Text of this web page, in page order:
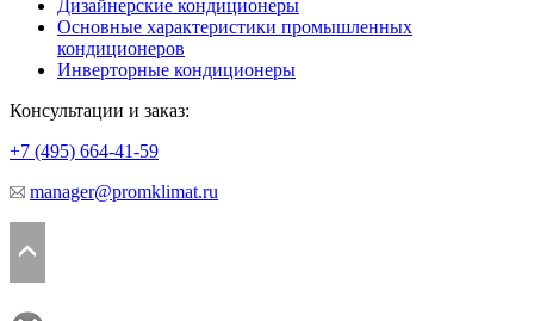
Дизайнерские кондиционеры
Основные характеристики промышленных
кондиционеров
Инверторные кондиционеры
Консультации и заказ:
+7 (495) 664-41-59
manager@promklimat.ru